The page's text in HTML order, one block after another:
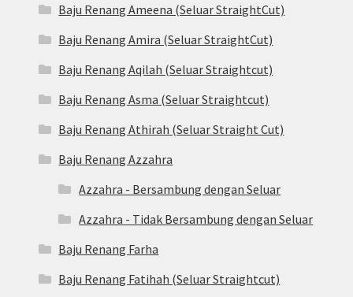
Baju Renang Ameena (Seluar StraightCut)
Baju Renang Amira (Seluar StraightCut)
Baju Renang Aqilah (Seluar Straightcut)
Baju Renang Asma (Seluar Straightcut)
Baju Renang Athirah (Seluar Straight Cut)
Baju Renang Azzahra
Azzahra - Bersambung dengan Seluar
Azzahra - Tidak Bersambung dengan Seluar
Baju Renang Farha
Baju Renang Fatihah (Seluar Straightcut)